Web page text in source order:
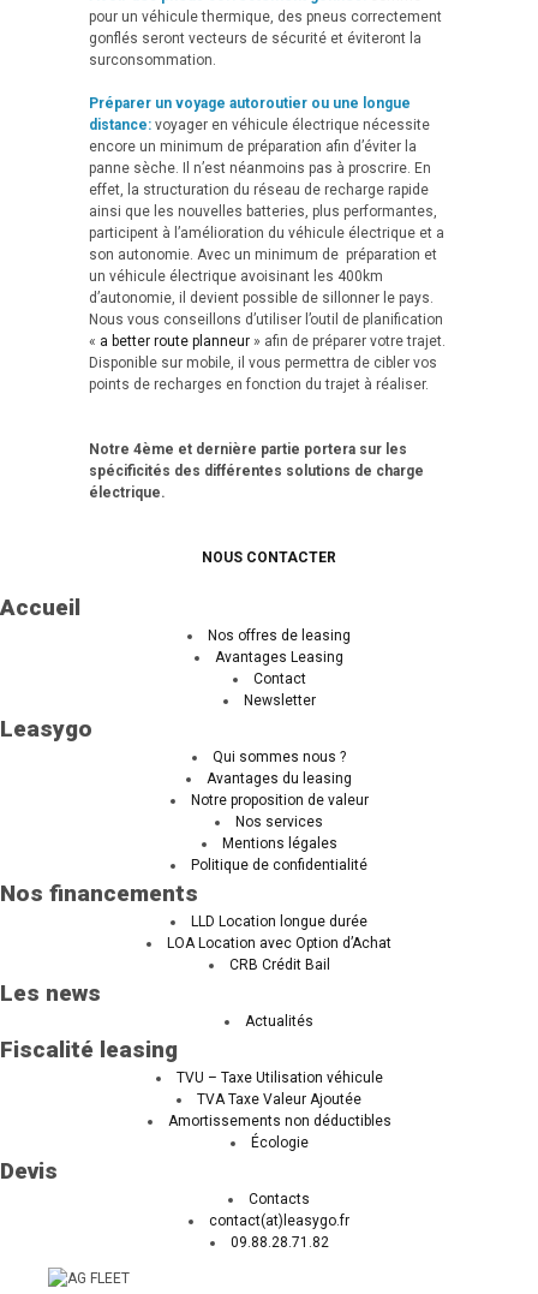
pour un véhicule thermique, des pneus correctement
gonflés seront vecteurs de sécurité et éviteront la
surconsommation.
Préparer un voyage autoroutier ou une longue
distance: voyager en véhicule électrique nécessite
encore un minimum de préparation afin d’éviter la
panne sèche. Il n’est néanmoins pas à proscrire. En
effet, la structuration du réseau de recharge rapide
ainsi que les nouvelles batteries, plus performantes,
participent à l’amélioration du véhicule électrique et a
son autonomie. Avec un minimum de préparation et
un véhicule électrique avoisinant les 400km
d’autonomie, il devient possible de sillonner le pays.
Nous vous conseillons d’utiliser l’outil de planification
« a better route planneur » afin de préparer votre trajet.
Disponible sur mobile, il vous permettra de cibler vos
points de recharges en fonction du trajet à réaliser.
Notre 4ème et dernière partie portera sur les
spécificités des différentes solutions de charge
électrique.
NOUS CONTACTER
Accueil
Nos offres de leasing
Avantages Leasing
Contact
Newsletter
Leasygo
Qui sommes nous ?
Avantages du leasing
Notre proposition de valeur
Nos services
Mentions légales
Politique de confidentialité
Nos financements
LLD Location longue durée
LOA Location avec Option d’Achat
CRB Crédit Bail
Les news
Actualités
Fiscalité leasing
TVU – Taxe Utilisation véhicule
TVA Taxe Valeur Ajoutée
Amortissements non déductibles
Écologie
Devis
Contacts
contact(at)leasygo.fr
09.88.28.71.82